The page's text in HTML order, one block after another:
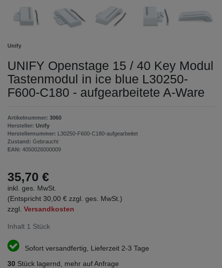
Unify
UNIFY Openstage 15 / 40 Key Modul
Tastenmodul in ice blue L30250-
F600-C180 - aufgearbeitete A-Ware
Artikelnummer: 3060
Hersteller: Unify
Herstellernummer: L30250-F600-C180-aufgearbeitet
Zustand: Gebraucht
EAN: 4050026000009
35,70 €
inkl. ges. MwSt.
(Entspricht 30,00 € zzgl. ges. MwSt.)
zzgl. Versandkosten
Inhalt 1 Stück
Sofort versandfertig, Lieferzeit 2-3 Tage
30 Stück lagernd, mehr auf Anfrage